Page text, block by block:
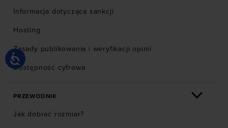
Informacja dotycząca sankcji
Hosting
Zasady publikowania i weryfikacji opinii
Dostępność cyfrowa
PRZEWODNIK
Jak dobrać rozmiar?